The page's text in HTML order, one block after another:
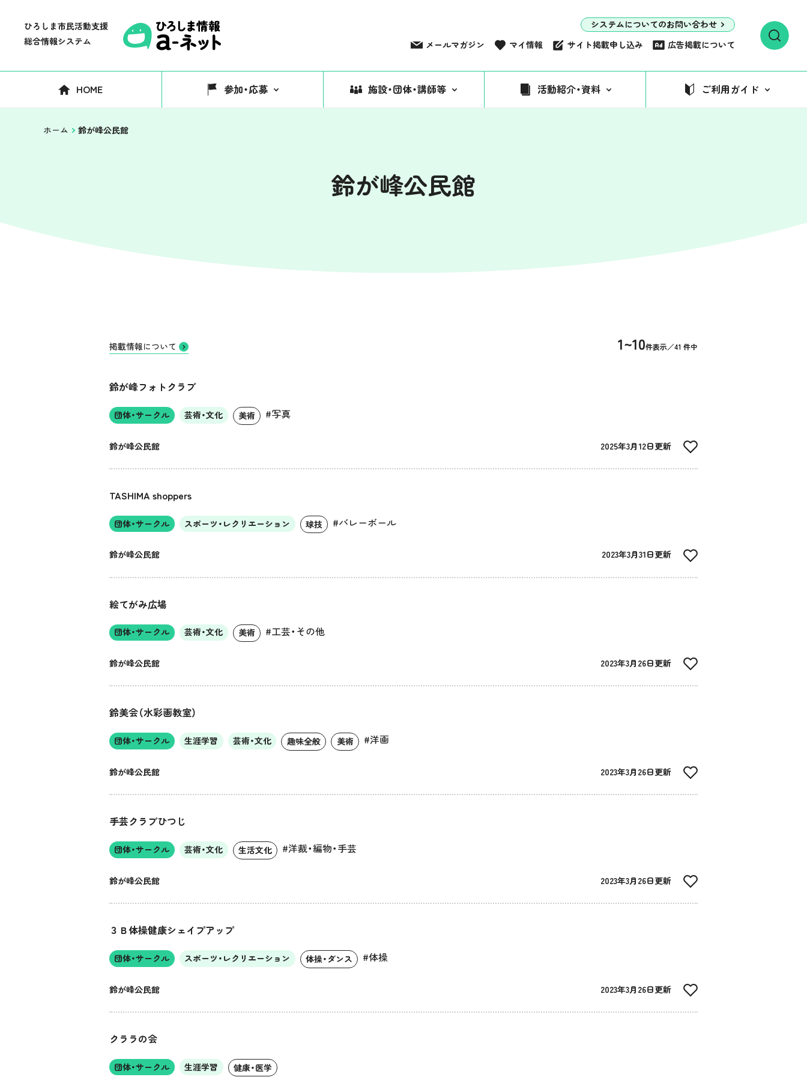
システムについてのお問い合わせ
メールマガジン マイ情報 サイト掲載申し込み 広告掲載について
HOME 参加・応募 施設・団体・講師等 活動紹介・資料 ご利用ガイド
ホーム 鈴が峰公民館
鈴が峰公民館
掲載情報について 1~10件表示／41 件中
鈴が峰フォトクラブ
団体・サークル 芸術・文化 美術 #写真
鈴が峰公民館 2025年3月12日更新
TASHIMA shoppers
団体・サークル スポーツ・レクリエーション 球技 #バレーボール
鈴が峰公民館 2023年3月31日更新
絵てがみ広場
団体・サークル 芸術・文化 美術 #工芸・その他
鈴が峰公民館 2023年3月26日更新
鈴美会（水彩画教室）
団体・サークル 生涯学習 芸術・文化 趣味全般 美術 #洋画
鈴が峰公民館 2023年3月26日更新
手芸クラブひつじ
団体・サークル 芸術・文化 生活文化 #洋裁・編物・手芸
鈴が峰公民館 2023年3月26日更新
３Ｂ体操健康シェイプアップ
団体・サークル スポーツ・レクリエーション 体操・ダンス #体操
鈴が峰公民館 2023年3月26日更新
クララの会
団体・サークル 生涯学習 健康・医学